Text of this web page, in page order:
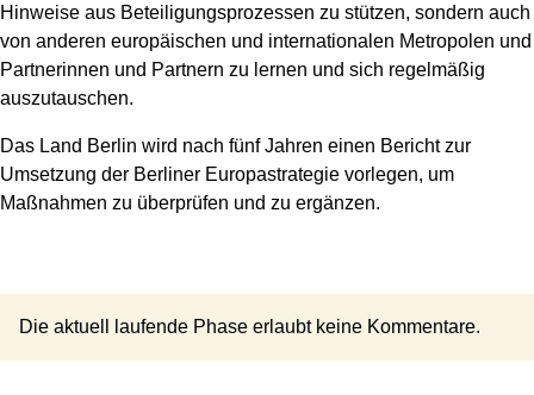
Hinweise aus Beteiligungsprozessen zu stützen, sondern auch
von anderen europäischen und internationalen Metropolen und
Partnerinnen und Partnern zu lernen und sich regelmäßig
auszutauschen.
Das Land Berlin wird nach fünf Jahren einen Bericht zur
Umsetzung der Berliner Europastrategie vorlegen, um
Maßnahmen zu überprüfen und zu ergänzen.
Die aktuell laufende Phase erlaubt keine Kommentare.